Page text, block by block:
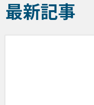
最新記事